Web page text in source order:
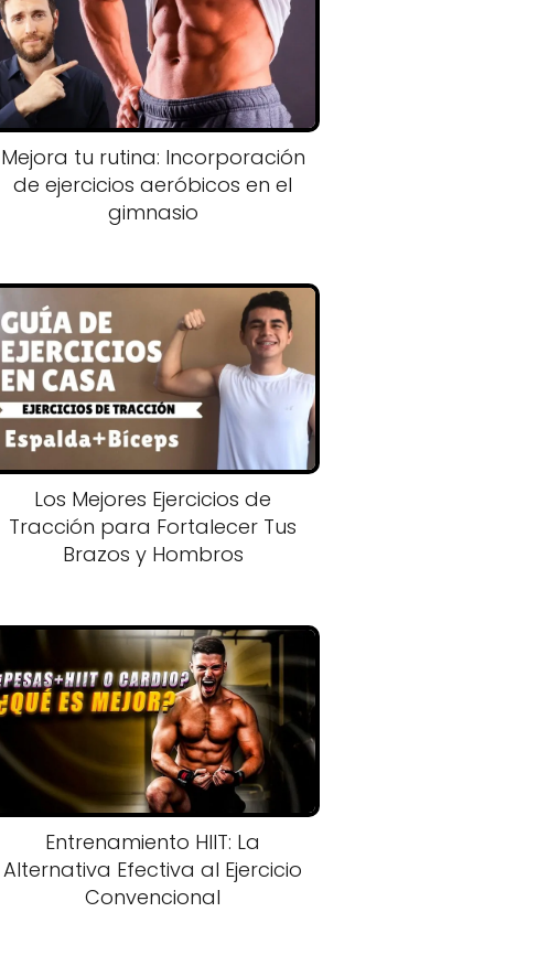
Mejora tu rutina: Incorporación
de ejercicios aeróbicos en el
gimnasio
Los Mejores Ejercicios de
Tracción para Fortalecer Tus
Brazos y Hombros
Entrenamiento HIIT: La
Alternativa Efectiva al Ejercicio
Convencional